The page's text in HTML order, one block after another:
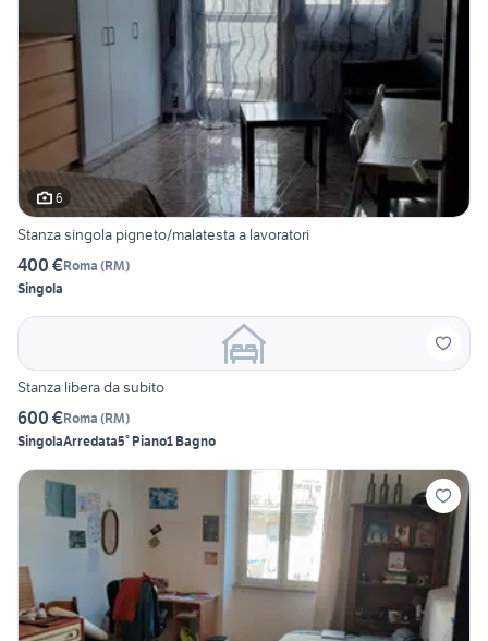
6
Stanza singola pigneto/malatesta a lavoratori
400 €Roma (RM)
Singola
Stanza libera da subito
600 €Roma (RM)
SingolaArredata5° Piano1 Bagno